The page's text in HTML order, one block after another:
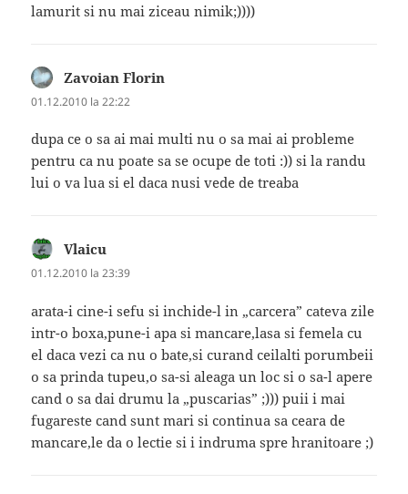
lamurit si nu mai ziceau nimik;))))
Zavoian Florin
01.12.2010 la 22:22
dupa ce o sa ai mai multi nu o sa mai ai probleme
pentru ca nu poate sa se ocupe de toti :)) si la randu
lui o va lua si el daca nusi vede de treaba
Vlaicu
01.12.2010 la 23:39
arata-i cine-i sefu si inchide-l in „carcera” cateva zile
intr-o boxa,pune-i apa si mancare,lasa si femela cu
el daca vezi ca nu o bate,si curand ceilalti porumbeii
o sa prinda tupeu,o sa-si aleaga un loc si o sa-l apere
cand o sa dai drumu la „puscarias” ;))) puii i mai
fugareste cand sunt mari si continua sa ceara de
mancare,le da o lectie si i indruma spre hranitoare ;)